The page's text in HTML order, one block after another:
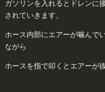
ガソリンを入れるとドレンに
されていきます。
ホース内部にエアーが噛んで
ながら
ホースを指で叩くとエアーが